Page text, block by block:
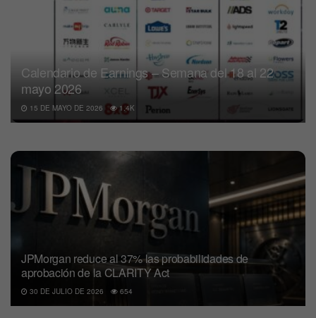
Calendario de Earnings – Semana del 18 al 22
mayo 2026
15 DE MAYO DE 2026 1.4K
JPMorgan reduce al 37% las probabilidades de
aprobación de la CLARITY Act
30 DE JULIO DE 2026 654